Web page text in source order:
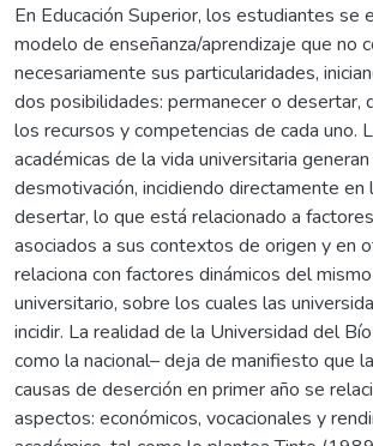
En Educación Superior, los estudiantes se
modelo de enseñanza/aprendizaje que no
necesariamente sus particularidades,
dos posibilidades: permanecer o desertar,
los recursos y competencias de cada uno.
académicas de la vida universitaria
desmotivación, incidiendo directamente en
desertar, lo que está relacionado a
asociados a sus contextos de origen y en
relaciona con factores dinámicos del
universitario, sobre los cuales las
incidir. La realidad de la Universidad del
como la nacional– deja de manifiesto que
causas de deserción en primer año se
aspectos: económicos, vocacionales y